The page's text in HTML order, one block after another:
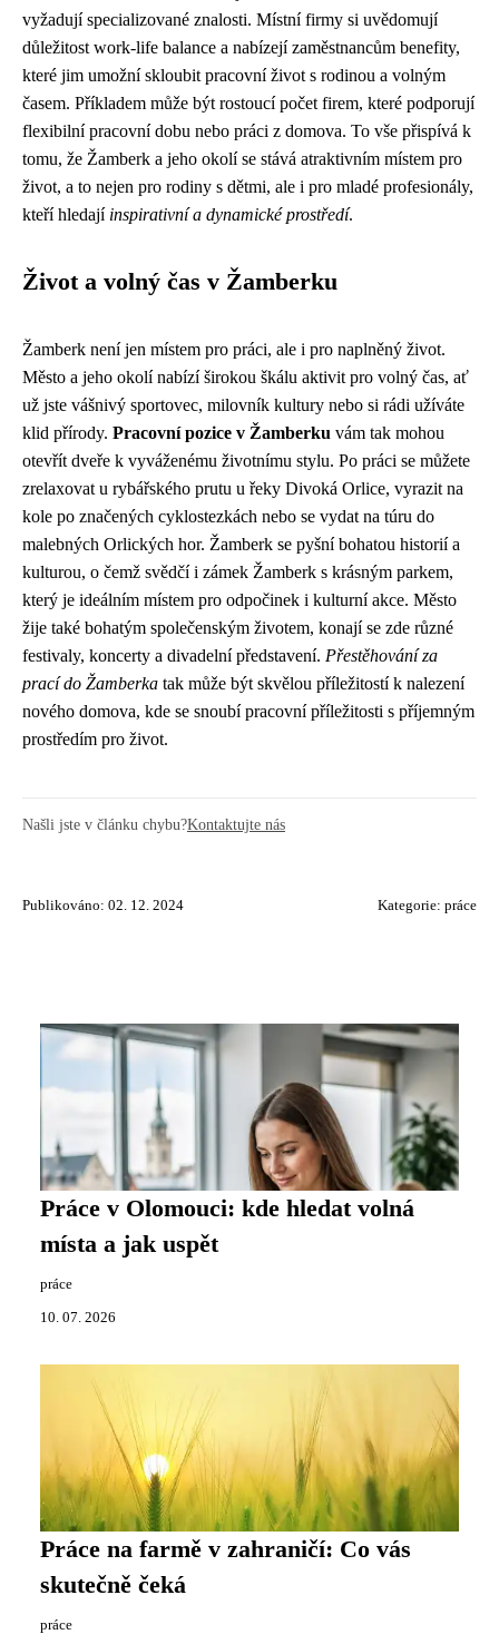
vyžadují specializované znalosti. Místní firmy si uvědomují
důležitost work-life balance a nabízejí zaměstnancům benefity,
které jim umožní skloubit pracovní život s rodinou a volným
časem. Příkladem může být rostoucí počet firem, které podporují
flexibilní pracovní dobu nebo práci z domova. To vše přispívá k
tomu, že Žamberk a jeho okolí se stává atraktivním místem pro
život, a to nejen pro rodiny s dětmi, ale i pro mladé profesionály,
kteří hledají inspirativní a dynamické prostředí.
Život a volný čas v Žamberku
Žamberk není jen místem pro práci, ale i pro naplněný život.
Město a jeho okolí nabízí širokou škálu aktivit pro volný čas, ať
už jste vášnivý sportovec, milovník kultury nebo si rádi užíváte
klid přírody. Pracovní pozice v Žamberku vám tak mohou
otevřít dveře k vyváženému životnímu stylu. Po práci se můžete
zrelaxovat u rybářského prutu u řeky Divoká Orlice, vyrazit na
kole po značených cyklostezkách nebo se vydat na túru do
malebných Orlických hor. Žamberk se pyšní bohatou historií a
kulturou, o čemž svědčí i zámek Žamberk s krásným parkem,
který je ideálním místem pro odpočinek i kulturní akce. Město
žije také bohatým společenským životem, konají se zde různé
festivaly, koncerty a divadelní představení. Přestěhování za
prací do Žamberka tak může být skvělou příležitostí k nalezení
nového domova, kde se snoubí pracovní příležitosti s příjemným
prostředím pro život.
Našli jste v článku chybu?Kontaktujte nás
Publikováno: 02. 12. 2024 Kategorie: práce
Práce v Olomouci: kde hledat volná
místa a jak uspět
práce
10. 07. 2026
Práce na farmě v zahraničí: Co vás
skutečně čeká
práce